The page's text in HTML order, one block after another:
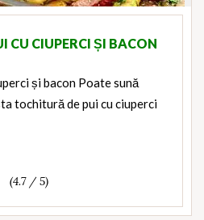
CU CIUPERCI ȘI BACON
și bacon Poate sună
tochitură de pui cu ciuperci
(4.7 / 5)